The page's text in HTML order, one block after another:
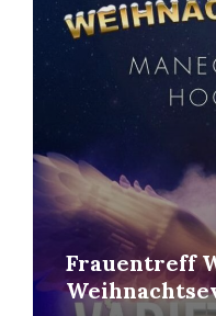
Frauentreff